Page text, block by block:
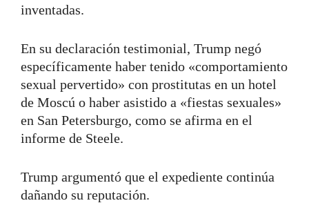
inventadas.
En su declaración testimonial, Trump negó
específicamente haber tenido «comportamiento
sexual pervertido» con prostitutas en un hotel
de Moscú o haber asistido a «fiestas sexuales»
en San Petersburgo, como se afirma en el
informe de Steele.
Trump argumentó que el expediente continúa
dañando su reputación.